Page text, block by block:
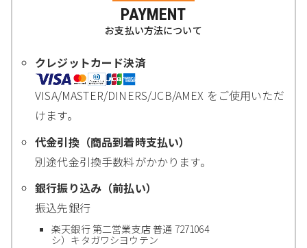
PAYMENT
お支払い方法について
クレジットカード決済
VISA/MASTER/DINERS/JCB/AMEX をご使用いただ
けます。
代金引換（商品到着時支払い）
別途代金引換手数料がかかります。
銀行振り込み（前払い）
振込先銀行
楽天銀行 第二営業支店 普通 7271064
シ）キタガワシヨウテン